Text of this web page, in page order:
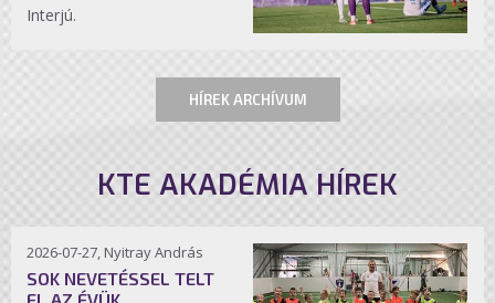
Interjú.
HÍREK ARCHÍVUM
KTE AKADÉMIA HÍREK
2026-07-27, Nyitray András
SOK NEVETÉSSEL TELT